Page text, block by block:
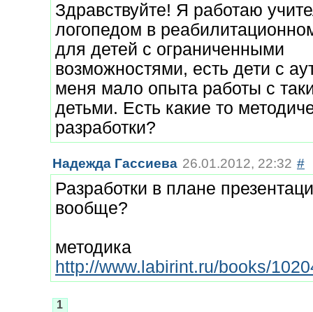
Здравствуйте! Я работаю
логопедом в
для детей с ограниченными
возможностями, есть дети с
меня мало опыта работы с
детьми. Есть какие то
разработки?
Надежда Гассиева 26.01.2012, 22:32 #
Разработки в плане
вообще?
методика
http://www.labirint.ru/books/
1